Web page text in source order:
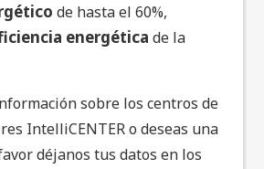
de hasta el 60%,
energética de la
sobre los centros de
IntelliCENTER o deseas una
déjanos tus datos en los